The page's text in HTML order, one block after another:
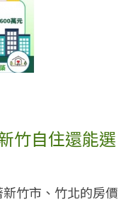
竹自住還能選
竹市、竹北的房價